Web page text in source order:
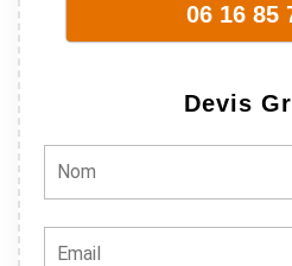
06 16 85
Devis